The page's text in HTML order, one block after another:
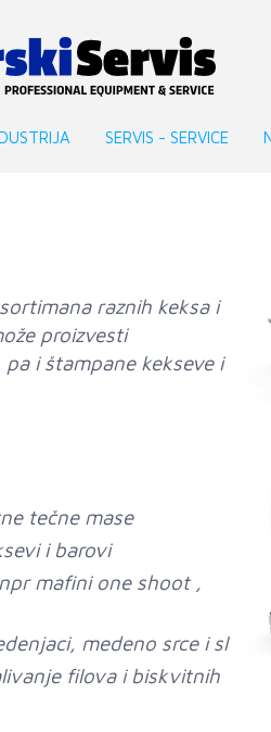
SERVIS - SERVICE
raznih keksa i
proizvesti
i štampane kekseve i
tečne mase
i barovi
mafini one shoot ,
medeno srce i sl
filova i biskvitnih